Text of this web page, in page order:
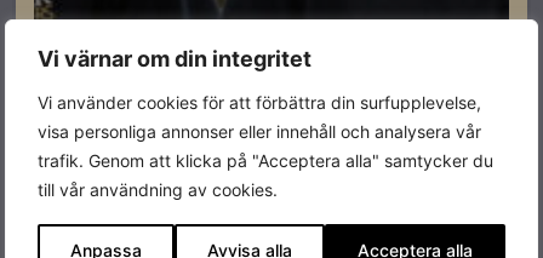
Vi värnar om din integritet
Vi använder cookies för att förbättra din surfupplevelse,
visa personliga annonser eller innehåll och analysera vår
trafik. Genom att klicka på "Acceptera alla" samtycker du
till vår användning av cookies.
Anpassa Avvisa alla Acceptera alla